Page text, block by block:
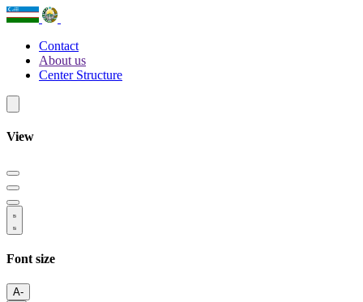
Contact
About us
Center Structure
View
Font size
A-